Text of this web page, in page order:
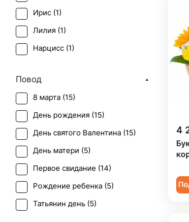
4
Ирис (1)
Лилия (1)
Нарцисс (1)
Подсолнух (
Роза (1)
Роза кустовая (1 )
Ромашка (1)
Солидаго (1)
Танацетум (3)
Тюльпан (1 )
Хризантема (6)
Повод
8 марта (15)
День рождения (15)
День святого Валентина (15)
День матери (5)
Первое свидание (14)
Рождение ребенка (5)
Татьянин день (5)